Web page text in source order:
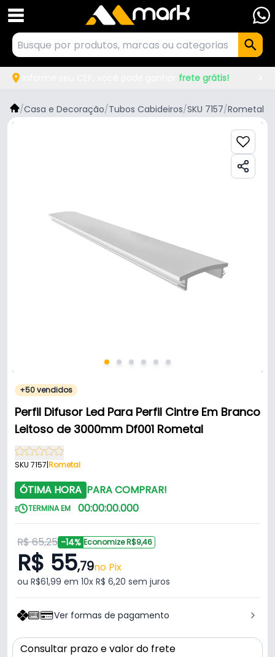
frete grátis!
/Casa e Decoração/Tubos Cabideiros/SKU 7157/Rometal
+50 vendidos
Perfil Difusor Led Para Perfil Cintre Em Branco
Leitoso de 3000mm Df001 Rometal
SKU 7157|Rometal
ÓTIMA HORA PARA COMPRAR!
TERMINA EM 00:00:00.000
R$ 65,25 -14% Economize R$9,46
R$ 55,79no Pix
ou R$61,99 em 10x R$ 6,20 sem juros
Ver formas de pagamento
Consultar prazo e valor do frete